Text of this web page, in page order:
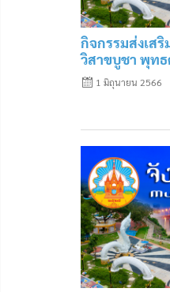
กิจกรรมส่งเส
วิสาขบูชา พุท
1 มิถุนายน 2566